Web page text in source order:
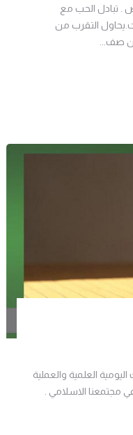
. تبادل الحب مع
التقرب من
صف...
العلمية والعملية
مجتمعنا الاسلامي .